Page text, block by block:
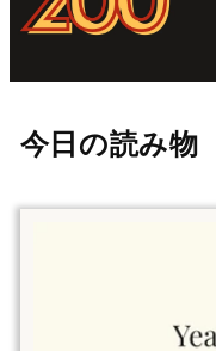
今日の読み物